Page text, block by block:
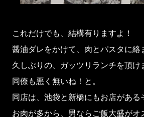
これだけでも、結構有りますよ！
醤油ダレをかけて、肉とパスタに絡
久しぶりの、ガッツリランチを頂け
同僚も悪く無いね！と。
同店は、池袋と新橋にもお店がある
お肉が多から、男ならご飯大盛がオ